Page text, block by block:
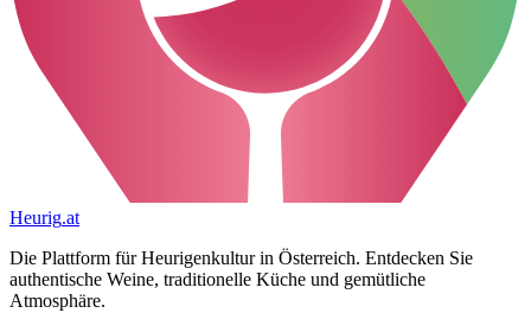
Heurig.at
Die Plattform für Heurigenkultur in Österreich. Entdecken Sie
authentische Weine, traditionelle Küche und gemütliche
Atmosphäre.